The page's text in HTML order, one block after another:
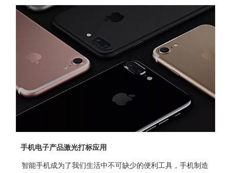
手机电子产品激光打标应用
智能手机成为了我们生活中不可缺少的便利工具，手机制造